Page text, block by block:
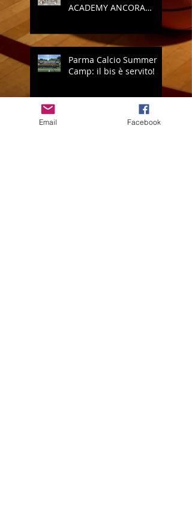
ACADEMY ANCORA
Parma Calcio Summer
Camp: il bis è servito!
Vi presentiamo il nuovo
Email Facebook